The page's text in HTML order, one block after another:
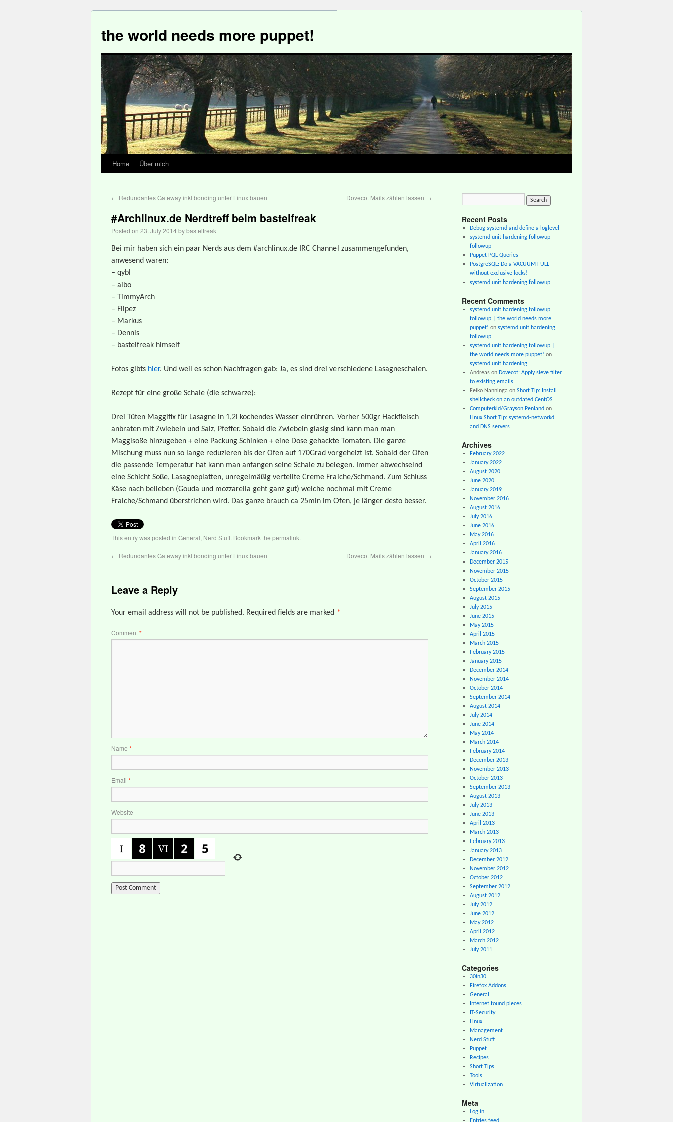
the world needs more puppet!
Home Über mich
← Redundantes Gateway inkl bonding unter Linux bauen Dovecot Mails zählen lassen →
#Archlinux.de Nerdtreff beim bastelfreak
Posted on 23. July 2014bybastelfreak
Bei mir haben sich ein paar Nerds aus dem #archlinux.de IRC Channel zusammengefunden,
anwesend waren:
– qybl
– aibo
– TimmyArch
– Flipez
– Markus
– Dennis
– bastelfreak himself
Fotos gibts hier. Und weil es schon Nachfragen gab: Ja, es sind drei verschiedene Lasagneschalen.
Rezept für eine große Schale (die schwarze):
Drei Tüten Maggifix für Lasagne in 1,2l kochendes Wasser einrühren. Vorher 500gr Hackfleisch
anbraten mit Zwiebeln und Salz, Pfeffer. Sobald die Zwiebeln glasig sind kann man man
Maggisoße hinzugeben + eine Packung Schinken + eine Dose gehackte Tomaten. Die ganze
Mischung muss nun so lange reduzieren bis der Ofen auf 170Grad vorgeheizt ist. Sobald der Ofen
die passende Temperatur hat kann man anfangen seine Schale zu belegen. Immer abwechselnd
eine Schicht Soße, Lasagneplatten, unregelmäßig verteilte Creme Fraiche/Schmand. Zum Schluss
Käse nach belieben (Gouda und mozzarella geht ganz gut) welche nochmal mit Creme
Fraiche/Schmand überstrichen wird. Das ganze brauch ca 25min im Ofen, je länger desto besser.
This entry was posted in General, Nerd Stuff. Bookmark the permalink.
← Redundantes Gateway inkl bonding unter Linux bauen Dovecot Mails zählen lassen →
Leave a Reply
Your email address will not be published. Required fields are marked *
Comment*
Name *
Email *
Website
Recent Posts
Debug systemd and define a loglevel
systemd unit hardening followup
followup
Puppet PQL Queries
PostgreSQL: Do a VACUUM FULL
without exclusive locks!
systemd unit hardening followup
Recent Comments
systemd unit hardening followup
followup | the world needs more
puppet! on systemd unit hardening
followup
systemd unit hardening followup |
the world needs more puppet! on
systemd unit hardening
Andreason Dovecot: Apply sieve filter
to existing emails
Feiko Nanninga on Short Tip: Install
shellcheck on an outdated CentOS
Computerkid/Grayson Penland on
Linux Short Tip: systemd-networkd
and DNS servers
Archives
February 2022
January 2022
August 2020
June 2020
January 2019
November 2016
August 2016
July 2016
June 2016
May 2016
April 2016
January 2016
December 2015
November 2015
October 2015
September 2015
August 2015
July 2015
June 2015
May 2015
April 2015
March 2015
February 2015
January 2015
December 2014
November 2014
October 2014
September 2014
August 2014
July 2014
June 2014
May 2014
March 2014
February 2014
December 2013
November 2013
October 2013
September 2013
August 2013
July 2013
June 2013
April 2013
March 2013
February 2013
January 2013
December 2012
November 2012
October 2012
September 2012
August 2012
July 2012
June 2012
May 2012
April 2012
March 2012
July 2011
Categories
30in30
Firefox Addons
General
Internet found pieces
IT-Security
Linux
Management
Nerd Stuff
Puppet
Recipes
Short Tips
Tools
Virtualization
Meta
Log in